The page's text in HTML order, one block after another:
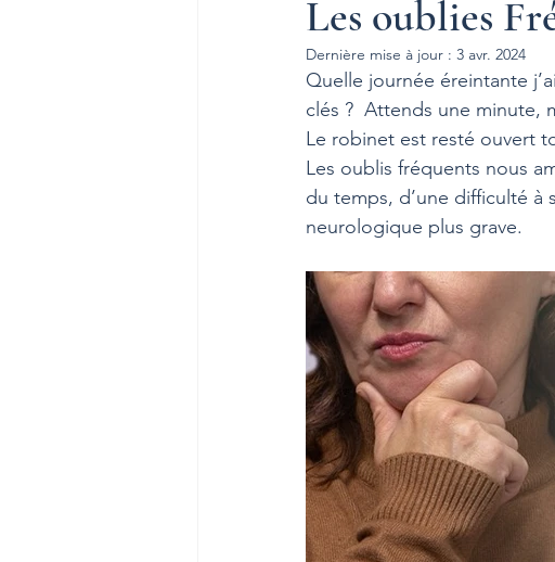
Phobie Dépression
TDI trouble du sommeil
Les oublies
Dernière mise à jour : 3 avr. 2024
Quelle journée éreintante
clés ?  Attends une minute,
Le robinet est resté ouvert
Les oublis fréquents nous
du temps, d’une difficulté à
neurologique plus grave.